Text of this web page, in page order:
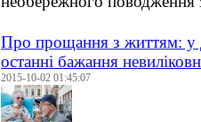
Про прощання з життям: у
останні бажання
2015-10-02 01:45:07